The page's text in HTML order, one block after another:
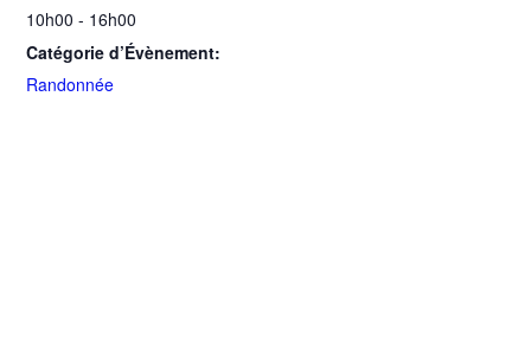
10h00 - 16h00
Catégorie d’Évènement:
Randonnée